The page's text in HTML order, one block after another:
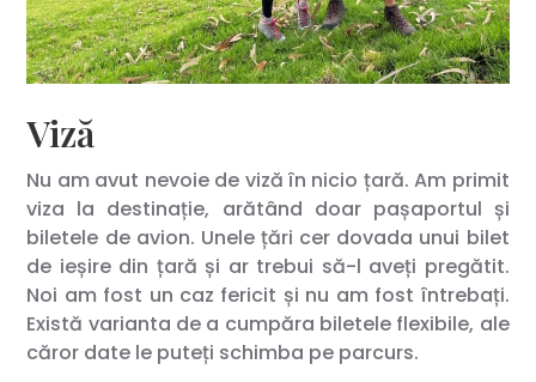
Viză
Nu am avut nevoie de viză în nicio țară. Am primit
viza la destinație, arătând doar pașaportul și
biletele de avion. Unele țări cer dovada unui bilet
de ieșire din țară și ar trebui să-l aveți pregătit.
Noi am fost un caz fericit și nu am fost întrebați.
Există varianta de a cumpăra biletele flexibile, ale
căror date le puteți schimba pe parcurs.